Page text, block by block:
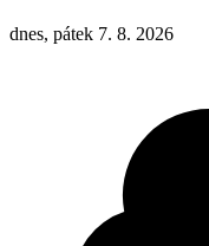
dnes, pátek 7. 8. 2026